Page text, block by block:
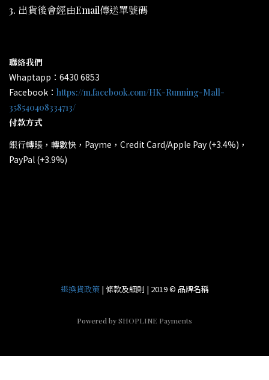
3. 出貨後會經由Email傳送單號碼
聯絡我們
Whaptapp：6430 6853
Facebook： https://m.facebook.com/HK-Running-Mall-
358540408334713/
付款方式
銀行轉賬，轉數快，Payme，Credit Card/Apple Pay (+3.4%)，
PayPal (+3.9%)
退換貨政策| 條款及細則 | 2019 © 品牌名稱
Powered bySHOPLINE Payments